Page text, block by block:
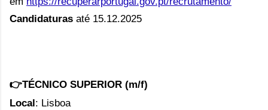
Candidaturas até 15.12.2025
👉TÉCNICO SUPERIOR (m/f)
Local: Lisboa